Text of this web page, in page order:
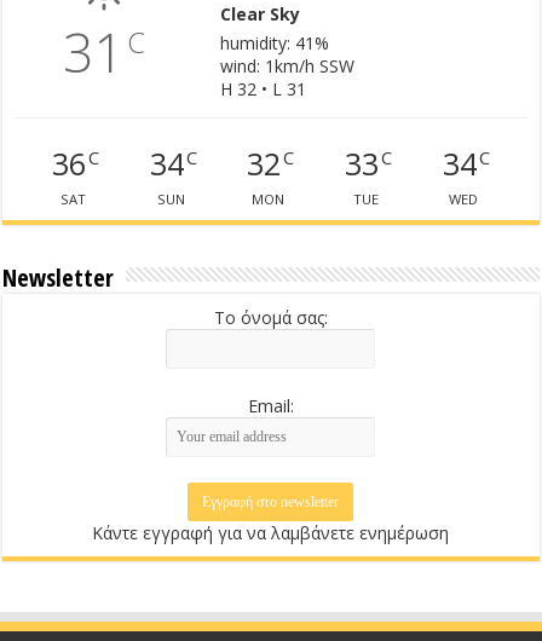
31 C
Clear Sky
humidity: 41%
wind: 1km/h SSW
H 32 • L 31
36C
SAT
34C
SUN
32C
MON
33C
TUE
34C
WED
Newsletter
Το όνομά σας:
Email:
Κάντε εγγραφή για να λαμβάνετε ενημέρωση